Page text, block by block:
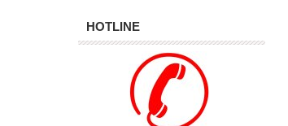
HOTLINE